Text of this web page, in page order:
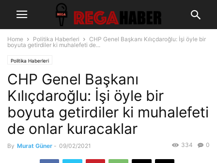
Home Politika Haberleri
CHP Genel Başkanı Kılıçdaroğlu: İşi öyle bir
boyuta getirdiler ki muhalefeti de...
Politika Haberleri
CHP Genel Başkanı
Kılıçdaroğlu: İşi öyle bir
boyuta getirdiler ki muhalefeti
de onlar kuracaklar
By Murat Güner - 09/02/2021 0
334